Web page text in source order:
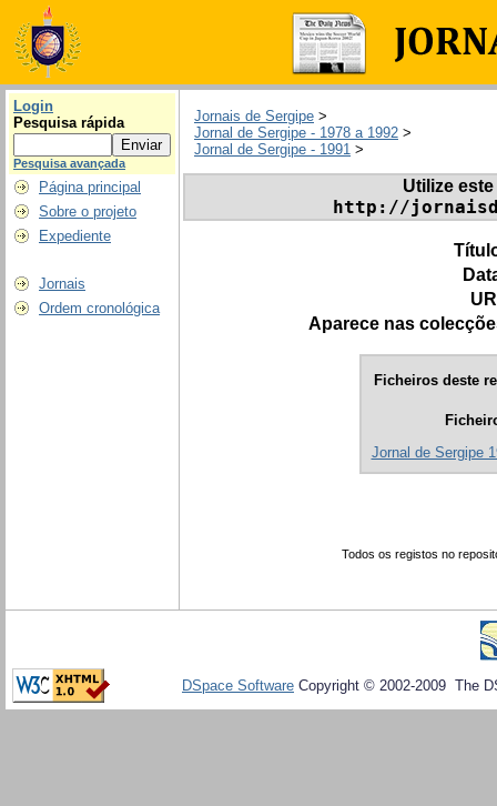
Login
Pesquisa rápida
Pesquisa avançada
Página principal
Sobre o projeto
Expediente
Jornais
Ordem cronológica
Jornais de Sergipe >
Jornal de Sergipe - 1978 a 1992 >
Jornal de Sergipe - 1991 >
Utilize
http://
Aparece nas
Ficheiros deste
Jornal de Sergipe
Todos os registos no
DSpace Software Copyright © 2002-2009 The